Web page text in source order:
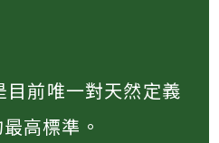
前唯一對天然定義
高標準。​